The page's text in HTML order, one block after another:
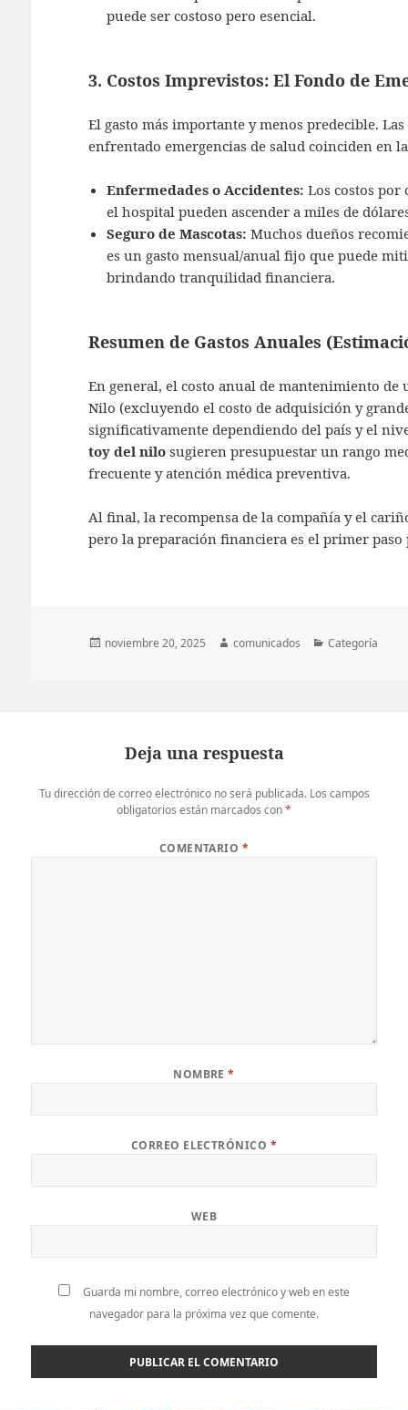
puede ser costoso pero esencial.
3. Costos Imprevistos: El Fondo de
El gasto más importante y menos predecible. Las
enfrentado emergencias de salud coinciden en
Enfermedades o Accidentes: Los costos por
el hospital pueden ascender a miles de
Seguro de Mascotas: Muchos dueños
es un gasto mensual/anual fijo que puede
brindando tranquilidad financiera.
Resumen de Gastos Anuales
En general, el costo anual de mantenimiento de
Nilo (excluyendo el costo de adquisición y
significativamente dependiendo del país y el
toy del nilosugieren presupuestar un rango
frecuente y atención médica preventiva.
Al final, la recompensa de la compañía y el
pero la preparación financiera es el primer
Publicado
noviembre 20, 2025 Autor
comunicados Categorías
Categoría
Deja una respuesta
Tu dirección de correo electrónico no será publicada. Los campos
obligatorios están marcados con*
COMENTARIO *
NOMBRE*
CORREO ELECTRÓNICO *
WEB
Guarda mi nombre, correo electrónico y web en este
navegador para la próxima vez que comente.